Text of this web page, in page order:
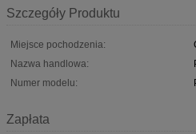
Szczegóły Produktu
Miejsce pochodzenia:
Nazwa handlowa:
Numer modelu:
Zapłata